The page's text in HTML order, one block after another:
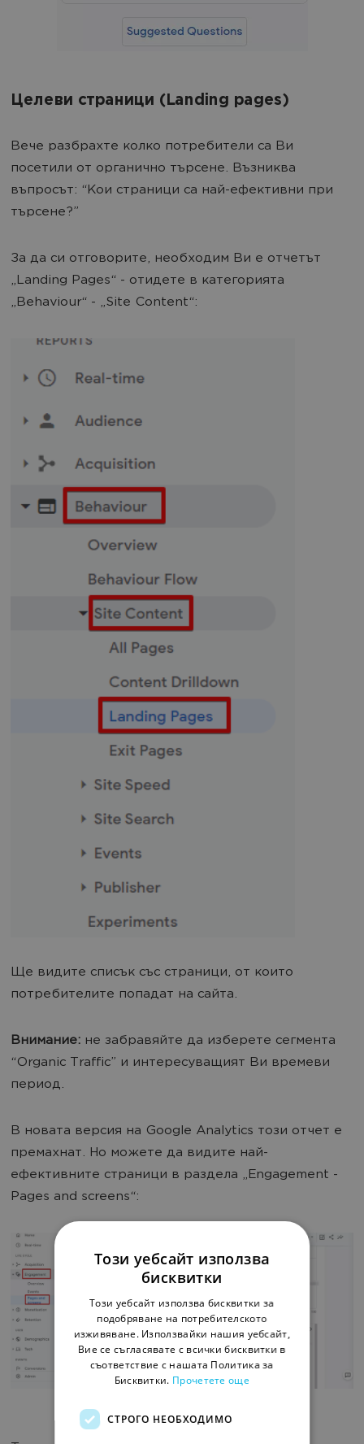
Целеви страници (Landing pages)
Вече разбрахте колко потребители са Ви
посетили от органично търсене. Възниква
въпросът: “Кои страници са най-ефективни при
търсене?”
За да си отговорите, необходим Ви е отчетът
„Landing Pages“ - отидете в категорията
„Behaviour“ - „Site Content“:
Ще видите списък със страници, от които
потребителите попадат на сайта.
Внимание: не забравяйте да изберете сегмента
“Organic Traffic” и интересуващият Ви времеви
период.
В новата версия на Google Analytics този отчет е
премахнат. Но можете да видите най-
ефективните страници в раздела „Engagement -
Pages and screens“:
Този уебсайт използва
бисквитки
Този уебсайт използва бисквитки за
подобряване на потребителското
изживяване. Използвайки нашия уебсайт,
Вие се съгласявате с всички бисквитки в
съответствие с нашата Политика за
Бисквитки. Прочетете още
СТРОГО НЕОБХОДИМО